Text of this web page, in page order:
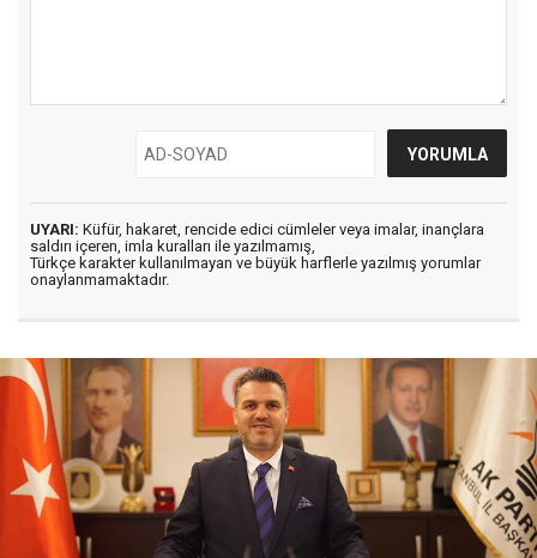
UYARI: Küfür, hakaret, rencide edici cümleler veya imalar, inançlara
saldırı içeren, imla kuralları ile yazılmamış,
Türkçe karakter kullanılmayan ve büyük harflerle yazılmış yorumlar
onaylanmamaktadır.